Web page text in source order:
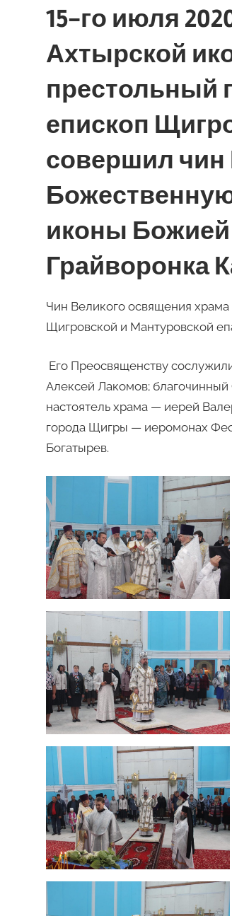
15-го июля
Ахтырской
престольный
епископ
совершил чин
иконы Божией
Грайворонка
Чин Великого освящения
Щигровской и Мантуровской
Его Преосвященству
Алексей Лакомов;
настоятель храма — иерей
города Щигры — иеромонах
Богатырев.